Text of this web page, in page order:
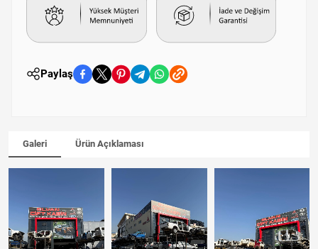
Paylaş
Galeri Ürün Açıklaması